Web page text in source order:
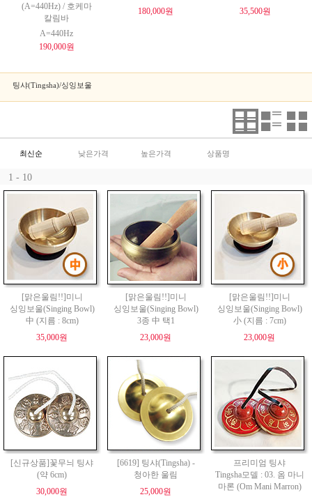
(A=440Hz) / 호케마
칼림바
A=440Hz
190,000원
180,000원
35,500원
팅샤(Tingsha)/싱잉보울
최신순 낮은가격 높은가격 상품명
1 - 10
[맑은울림!!]미니
싱잉보울(Singing Bowl)
中 (지름 : 8cm)
35,000원
[맑은울림!!]미니
싱잉보울(Singing Bowl)
3종 中 택1
23,000원
[맑은울림!!]미니
싱잉보울(Singing Bowl)
小 (지름 : 7cm)
23,000원
[신규상품]꽃무늬 팅샤
(약 6cm)
30,000원
[6619] 팅샤(Tingsha) -
청아한 울림
25,000원
프리미엄 팅샤
Tingsha모델 : 03. 옴 마니
마론 (Om Mani Marron)